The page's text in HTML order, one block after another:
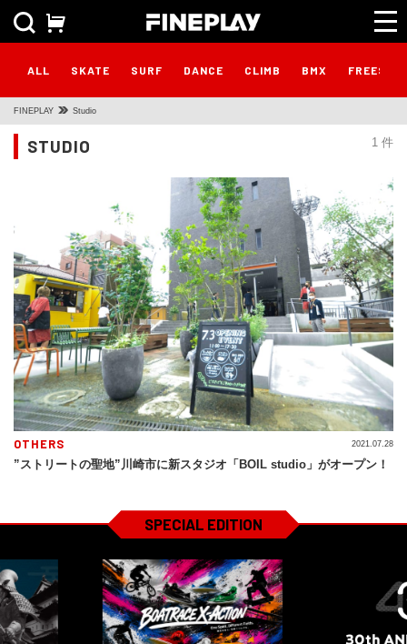
ALL SKATE SURF DANCE CLIMB BMX
FINEPLAY Studio
1 件
STUDIO
OTHERS
”ストリートの聖地”川崎市に新スタジオ「BOIL studio」がオープン！
2021.07.28
SPECIAL EDITION